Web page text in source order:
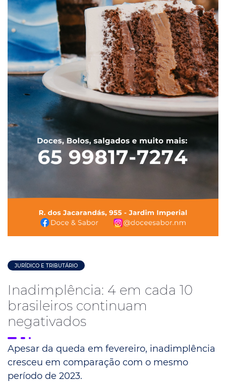
JURÍDICO E TRIBUTÁRIO
Inadimplência: 4 em cada 10
brasileiros continuam
negativados
Apesar da queda em fevereiro, inadimplência
cresceu em comparação com o mesmo
período de 2023.